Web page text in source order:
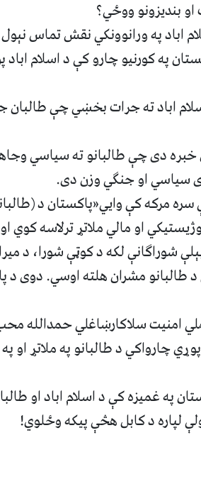
بندیزونو ووځي؟
اباد په ورانوونکي نقش تماس
په کورنیو چارو کې د اسلام
اباد ته جرات بخښي چې طالبان
خبره دی چې طالبانو ته سیاسي
سیاسي او جنګي وزن دی.
مرکه کې وايي«پاکستان د
او مالي ملاتړ ترلاسه کوي
شوراګانې لکه د کوټې شورا، د
طالبانو مشران هلته اوسي. دوی د
امنیت سلاکارښاغلي حمدالله
چارواکي د طالبانو په ملاتړ او
په غمیزه کې د اسلام اباد او
لپاره د کابل هڅې پیکه وځلوي!